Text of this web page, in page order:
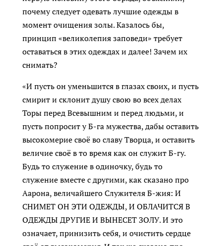
почему следует одевать лучшие одежды в
момент очищения золы. Казалось бы,
принцип «великолепия заповеди» требует
оставаться в этих одеждах и далее! Зачем их
снимать?
«И пусть он уменьшится в глазах своих, и пусть
смирит и склонит душу свою во всех делах
Торы перед Всевышним и перед людьми, и
пусть попросит у Б-га мужества, дабы оставить
высокомерие своё во славу Творца, и оставить
величие своё в то время как он служит Б-гу.
Будь то служение в одиночку, будь то
служение вместе с другими, как сказано про
Аарона, величайшего Служителя Б-жия: И
СНИМЕТ ОН ЭТИ ОДЕЖДЫ, И ОБЛАЧИТСЯ В
ОДЕЖДЫ ДРУГИЕ И ВЫНЕСЕТ ЗОЛУ. И это
означает, принизить себя, и очистить сердце